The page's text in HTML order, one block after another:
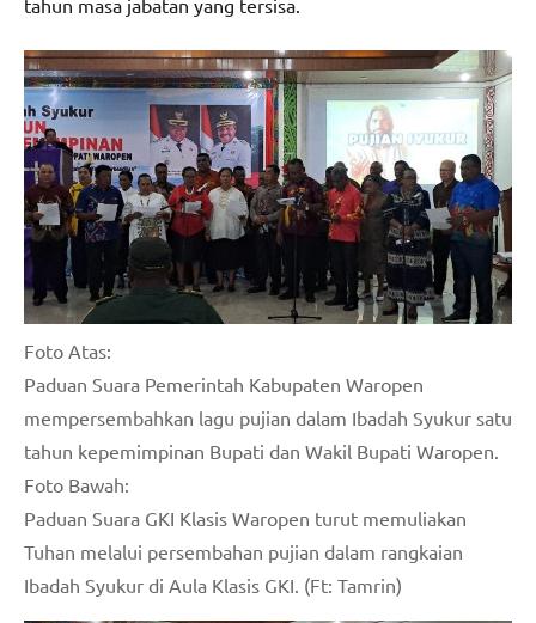
Foto Atas:
Paduan Suara Pemerintah Kabupaten Waropen
mempersembahkan lagu pujian dalam Ibadah Syukur satu
tahun kepemimpinan Bupati dan Wakil Bupati Waropen.
Foto Bawah:
Paduan Suara GKI Klasis Waropen turut memuliakan
Tuhan melalui persembahan pujian dalam rangkaian
Ibadah Syukur di Aula Klasis GKI. (Ft: Tamrin)